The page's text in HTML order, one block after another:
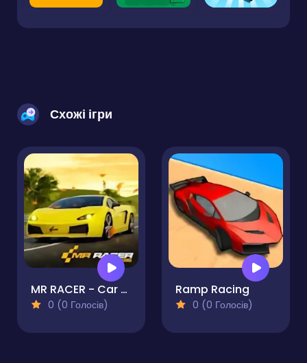
Схожі ігри
MR RACER - Car Racing
0 (0 Голосів)
Ramp Racing
0 (0 Голосів)